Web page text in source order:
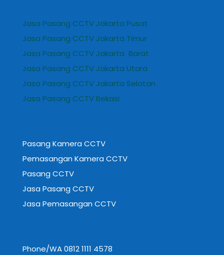
Jasa Pasang CCTV Jakarta Pusat
Jasa Pasang CCTV Jakarta Timur
Jasa Pasang CCTV Jakarta Barat
Jasa Pasang CCTV Jakarta Utara
Jasa Pasang CCTV Jakarta Selatan
Jasa Pasang CCTV Bekasi
Pasang Kamera CCTV
Pemasangan Kamera CCTV
Pasang CCTV
Jasa Pasang CCTV
Jasa Pemasangan CCTV
Phone/WA 0812 1111 4578